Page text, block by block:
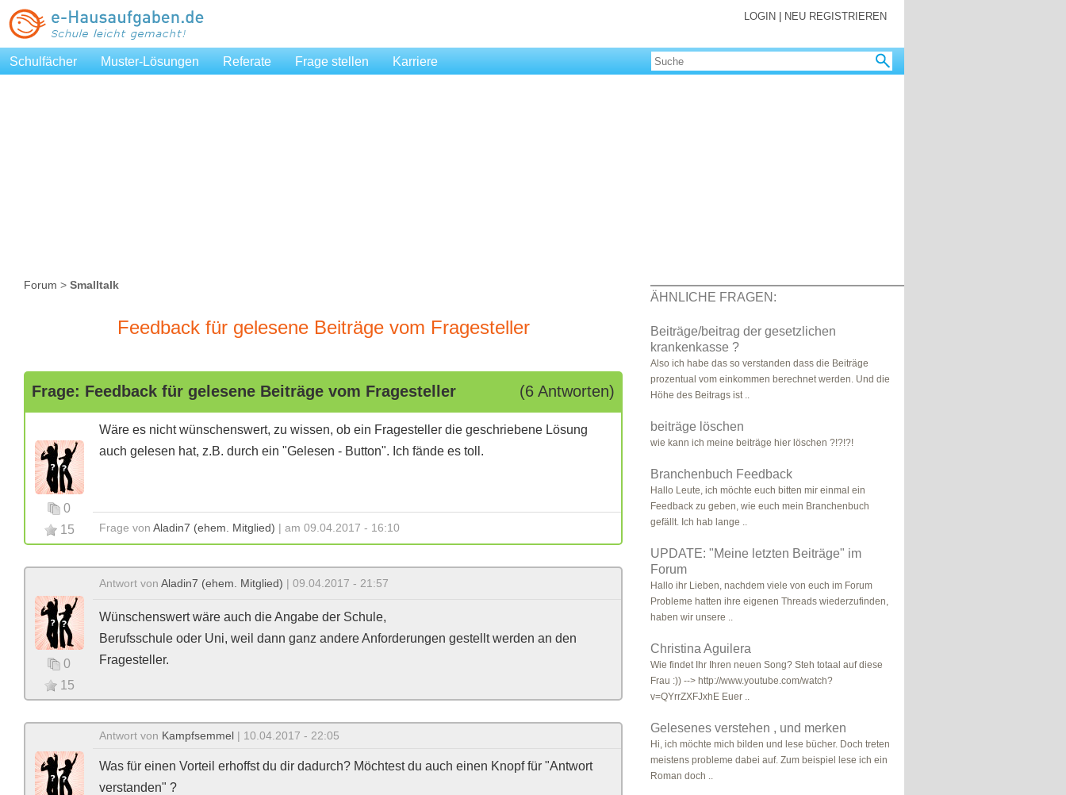
LOGIN NEU REGISTRIEREN
Schulfächer Muster-Lösungen Referate Frage stellen Karriere
Forum > Smalltalk
Feedback für gelesene Beiträge vom Fragesteller
Frage: Feedback für gelesene Beiträge vom Fragesteller (6 Antworten)
0
15
Wäre es nicht wünschenswert, zu wissen, ob ein Fragesteller die geschriebene Lösung
auch gelesen hat, z.B. durch ein "Gelesen - Button". Ich fände es toll.
Frage von Aladin7 (ehem. Mitglied) | am 09.04.2017 - 16:10
0
15
Antwort von Aladin7 (ehem. Mitglied) | 09.04.2017 - 21:57
Wünschenswert wäre auch die Angabe der Schule,
Berufsschule oder Uni, weil dann ganz andere Anforderungen gestellt werden an den
Fragesteller.
Antwort von Kampfsemmel | 10.04.2017 - 22:05
Was für einen Vorteil erhoffst du dir dadurch? Möchtest du auch einen Knopf für "Antwort
verstanden" ?
ÄHNLICHE FRAGEN:
Beiträge/beitrag der gesetzlichen
krankenkasse ?
Also ich habe das so verstanden dass die Beiträge
prozentual vom einkommen berechnet werden. Und die
Höhe des Beitrags ist ..
beiträge löschen
wie kann ich meine beiträge hier löschen ?!?!?!
Branchenbuch Feedback
Hallo Leute, ich möchte euch bitten mir einmal ein
Feedback zu geben, wie euch mein Branchenbuch
gefällt. Ich hab lange ..
UPDATE: "Meine letzten Beiträge" im
Forum
Hallo ihr Lieben, nachdem viele von euch im Forum
Probleme hatten ihre eigenen Threads wiederzufinden,
haben wir unsere ..
Christina Aguilera
Wie findet Ihr Ihren neuen Song? Steh totaal auf diese
Frau :)) --> http://www.youtube.com/watch?
v=QYrrZXFJxhE Euer ..
Gelesenes verstehen , und merken
Hi, ich möchte mich bilden und lese bücher. Doch treten
meistens probleme dabei auf. Zum beispiel lese ich ein
Roman doch ..